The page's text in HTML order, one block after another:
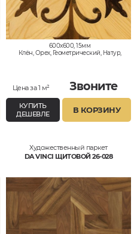
600x600, 15мм
Клён, Орех, Геометрический, Натур,
Цена за 1 м² Звоните
КУПИТЬ
ДЕШЕВЛЕ
В КОРЗИНУ
Художественный паркет
DA VINCI ЩИТОВОЙ 26-028